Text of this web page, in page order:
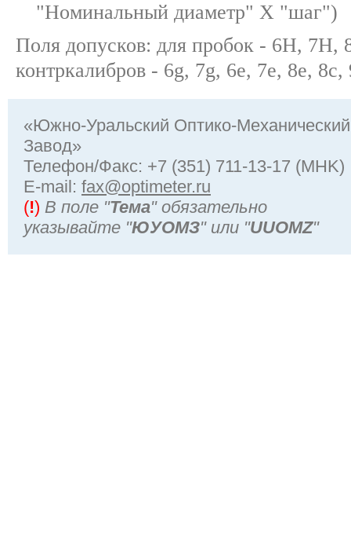
"Номинальный диаметр" Х "шаг")
Поля допусков: для пробок - 6Н, 7Н,
контркалибров - 6g, 7g, 6e, 7e, 8e, 8c,
«Южно-Уральский Оптико-Механический
Завод»
Телефон/Факс: +7 (351) 711-13-17 (MHK)
Е-mail: fax@optimeter.ru
(!) В поле "Тема" обязательно
указывайте "ЮУОМЗ" или "UUOMZ"